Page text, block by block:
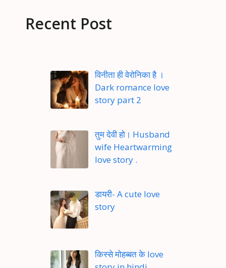
Recent Post
विनीता ही वेरोनिका है ।
Dark romance love
story part 2
तुम देवी हो। Husband
wife Heartwarming
love story .
डायरी- A cute love
story
किस्से मोहब्बत के love